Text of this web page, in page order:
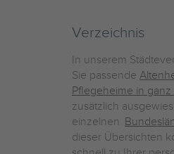
Verzeichnis
In unserem
Sie passende
Pflegeheime in
zusätzlich
einzelnen
dieser Übersichten